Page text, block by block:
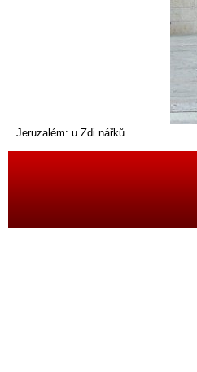
Jeruzalém: u Zdi nářků